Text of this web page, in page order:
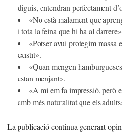
diguis, entendran perfectament
«No està malament que
i tota la feina que hi ha al
«Potser avui protegim massa
existit».
«Quan mengen
estan menjant».
«A mi em fa impressió, però
amb més naturalitat que els
La publicació continua generant